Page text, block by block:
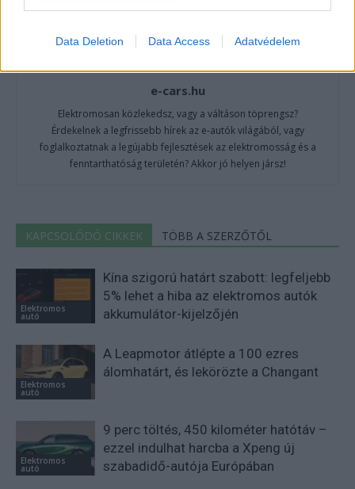
Data Deletion Data Access Adatvédelem
e-cars.hu
Elektromosan közlekedsz, vagy a váltáson töprengsz?
Érdekelnek a legfrissebb hírek az e-autók világából, vagy
foglalkoztatnak a legújabb fejlesztések az elektromosság és a
fenntarthatóság területén? Akkor jó helyen jársz!
KAPCSOLÓDÓ CIKKEK TÖBB A SZERZŐTŐL
Elektromos
autó
Kína szigorú határt szabott: legfeljebb
5% lehet a hiba az elektromos autók
akkumulátor-kijelzőjén
Elektromos
autó
A Leapmotor átlépte a 100 ezres
álomhatárt, és lekörözte a Changant
Elektromos
autó
9 perc töltés, 450 kilométer hatótáv –
ezzel indulhat harcba a Xpeng új
szabadidő-autója Európában